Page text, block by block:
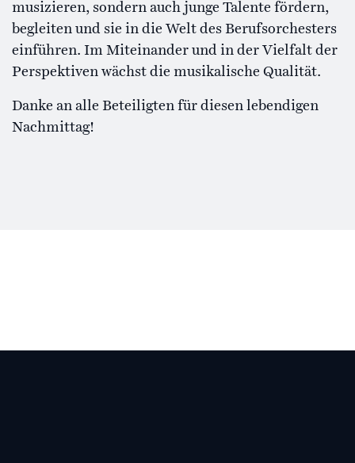
musizieren, sondern auch junge Talente fördern,
begleiten und sie in die Welt des Berufsorchesters
einführen. Im Miteinander und in der Vielfalt der
Perspektiven wächst die musikalische Qualität.
Danke an alle Beteiligten für diesen lebendigen
Nachmittag!